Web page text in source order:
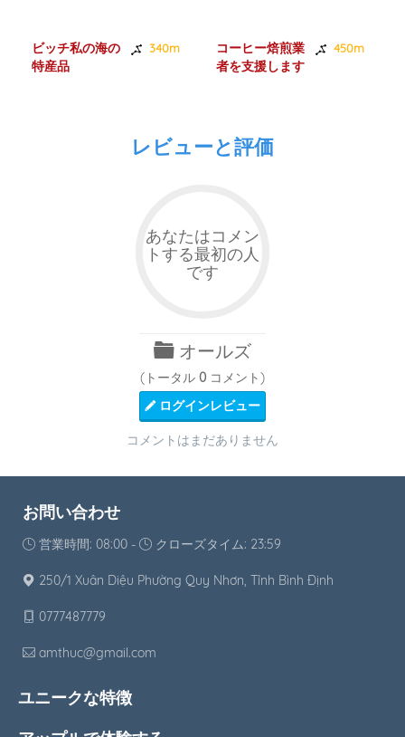
ビッチ私の海の
特産品
340m
コーヒー焙煎業
者を支援します
450m
レビューと評価
あなたはコメン
トする最初の人
です
オールズ
(トータル 0 コメント)
ログインレビュー
コメントはまだありません
お問い合わせ
営業時間: 08:00 - クローズタイム: 23:59
250/1 Xuân Diệu Phường Quy Nhơn, Tỉnh Bình Định
0777487779
amthuc@gmail.com
ユニークな特徴